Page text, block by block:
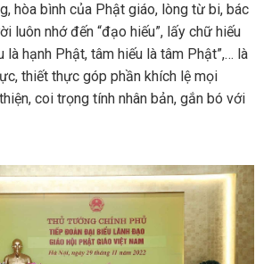
hòa bình của Phật giáo, lòng từ bi, bác
luôn nhớ đến “đạo hiếu”, lấy chữ hiếu
là hạnh Phật, tâm hiếu là tâm Phật”,… là
thiết thực góp phần khích lệ mọi
coi trọng tính nhân bản, gắn bó với